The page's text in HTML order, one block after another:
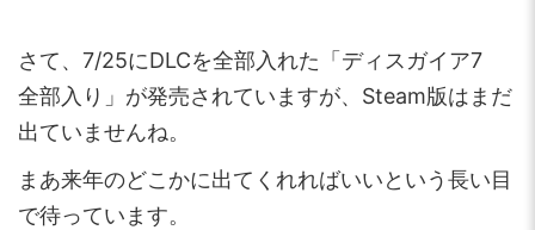
さて、7/25にDLCを全部入れた「ディスガイア7
全部入り」が発売されていますが、Steam版はまだ
出ていませんね。
まあ来年のどこかに出てくれればいいという長い目
で待っています。